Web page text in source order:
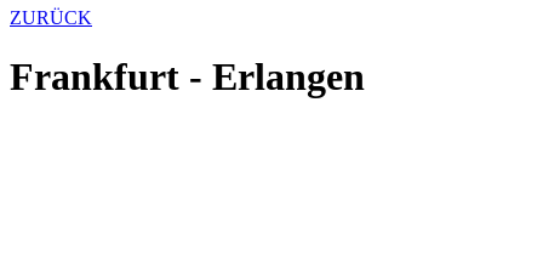
ZURÜCK
Frankfurt - Erlangen